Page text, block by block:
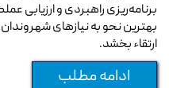
برنامه‌ریزی راهبردی و ارزیابی
بهترین نحو به نیازهای
ارتقاء بخشد.
ادامه مطلب